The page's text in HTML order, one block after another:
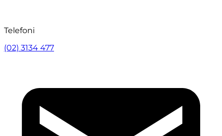
Telefoni
(02) 3134 477